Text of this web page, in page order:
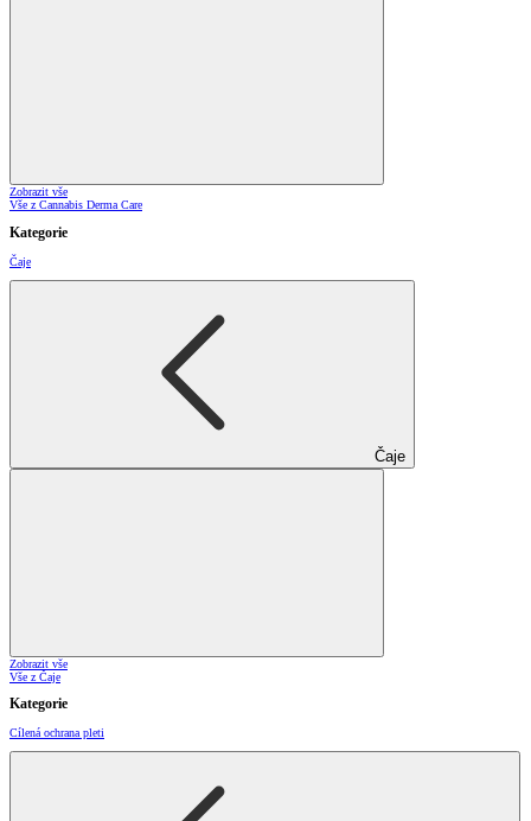
Zobrazit vše
Vše z Cannabis Derma Care
Kategorie
Čaje
Čaje
Zobrazit vše
Vše z Čaje
Kategorie
Cílená ochrana pleti